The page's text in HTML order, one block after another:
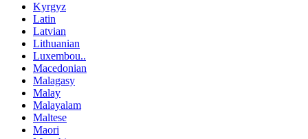
Kyrgyz
Latin
Latvian
Lithuanian
Luxembou..
Macedonian
Malagasy
Malay
Malayalam
Maltese
Maori